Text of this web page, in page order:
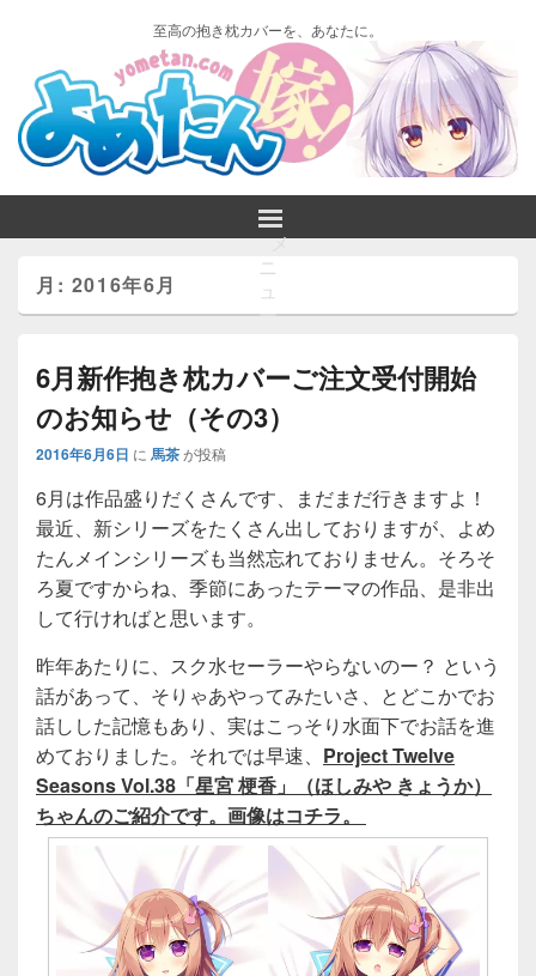
至高の抱き枕カバーを、あなたに。
メ
ニ
ュ
ー
月: 2016年6月
6月新作抱き枕カバーご注文受付開始
のお知らせ（その3）
2016年6月6日 に 馬茶が投稿
6月は作品盛りだくさんです、まだまだ行きますよ！
最近、新シリーズをたくさん出しておりますが、よめ
たんメインシリーズも当然忘れておりません。そろそ
ろ夏ですからね、季節にあったテーマの作品、是非出
して行ければと思います。
昨年あたりに、スク水セーラーやらないのー？ という
話があって、そりゃあやってみたいさ、とどこかでお
話しした記憶もあり、実はこっそり水面下でお話を進
めておりました。それでは早速、 Project Twelve
Seasons Vol.38「星宮 梗香」（ほしみや きょうか）
ちゃんのご紹介です。画像はコチラ。